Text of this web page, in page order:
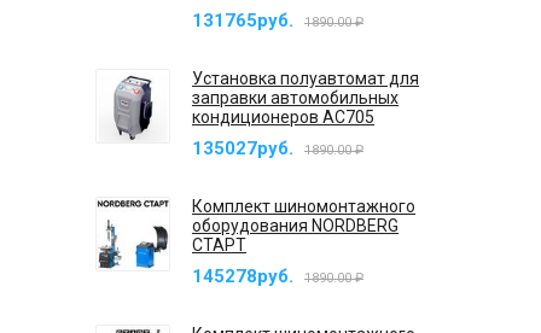
131765руб. 1890.00 ₽
Установка полуавтомат для
заправки автомобильных
кондиционеров AC705
135027руб. 1890.00 ₽
Комплект шиномонтажного
оборудования NORDBERG
СТАРТ
145278руб. 1890.00 ₽